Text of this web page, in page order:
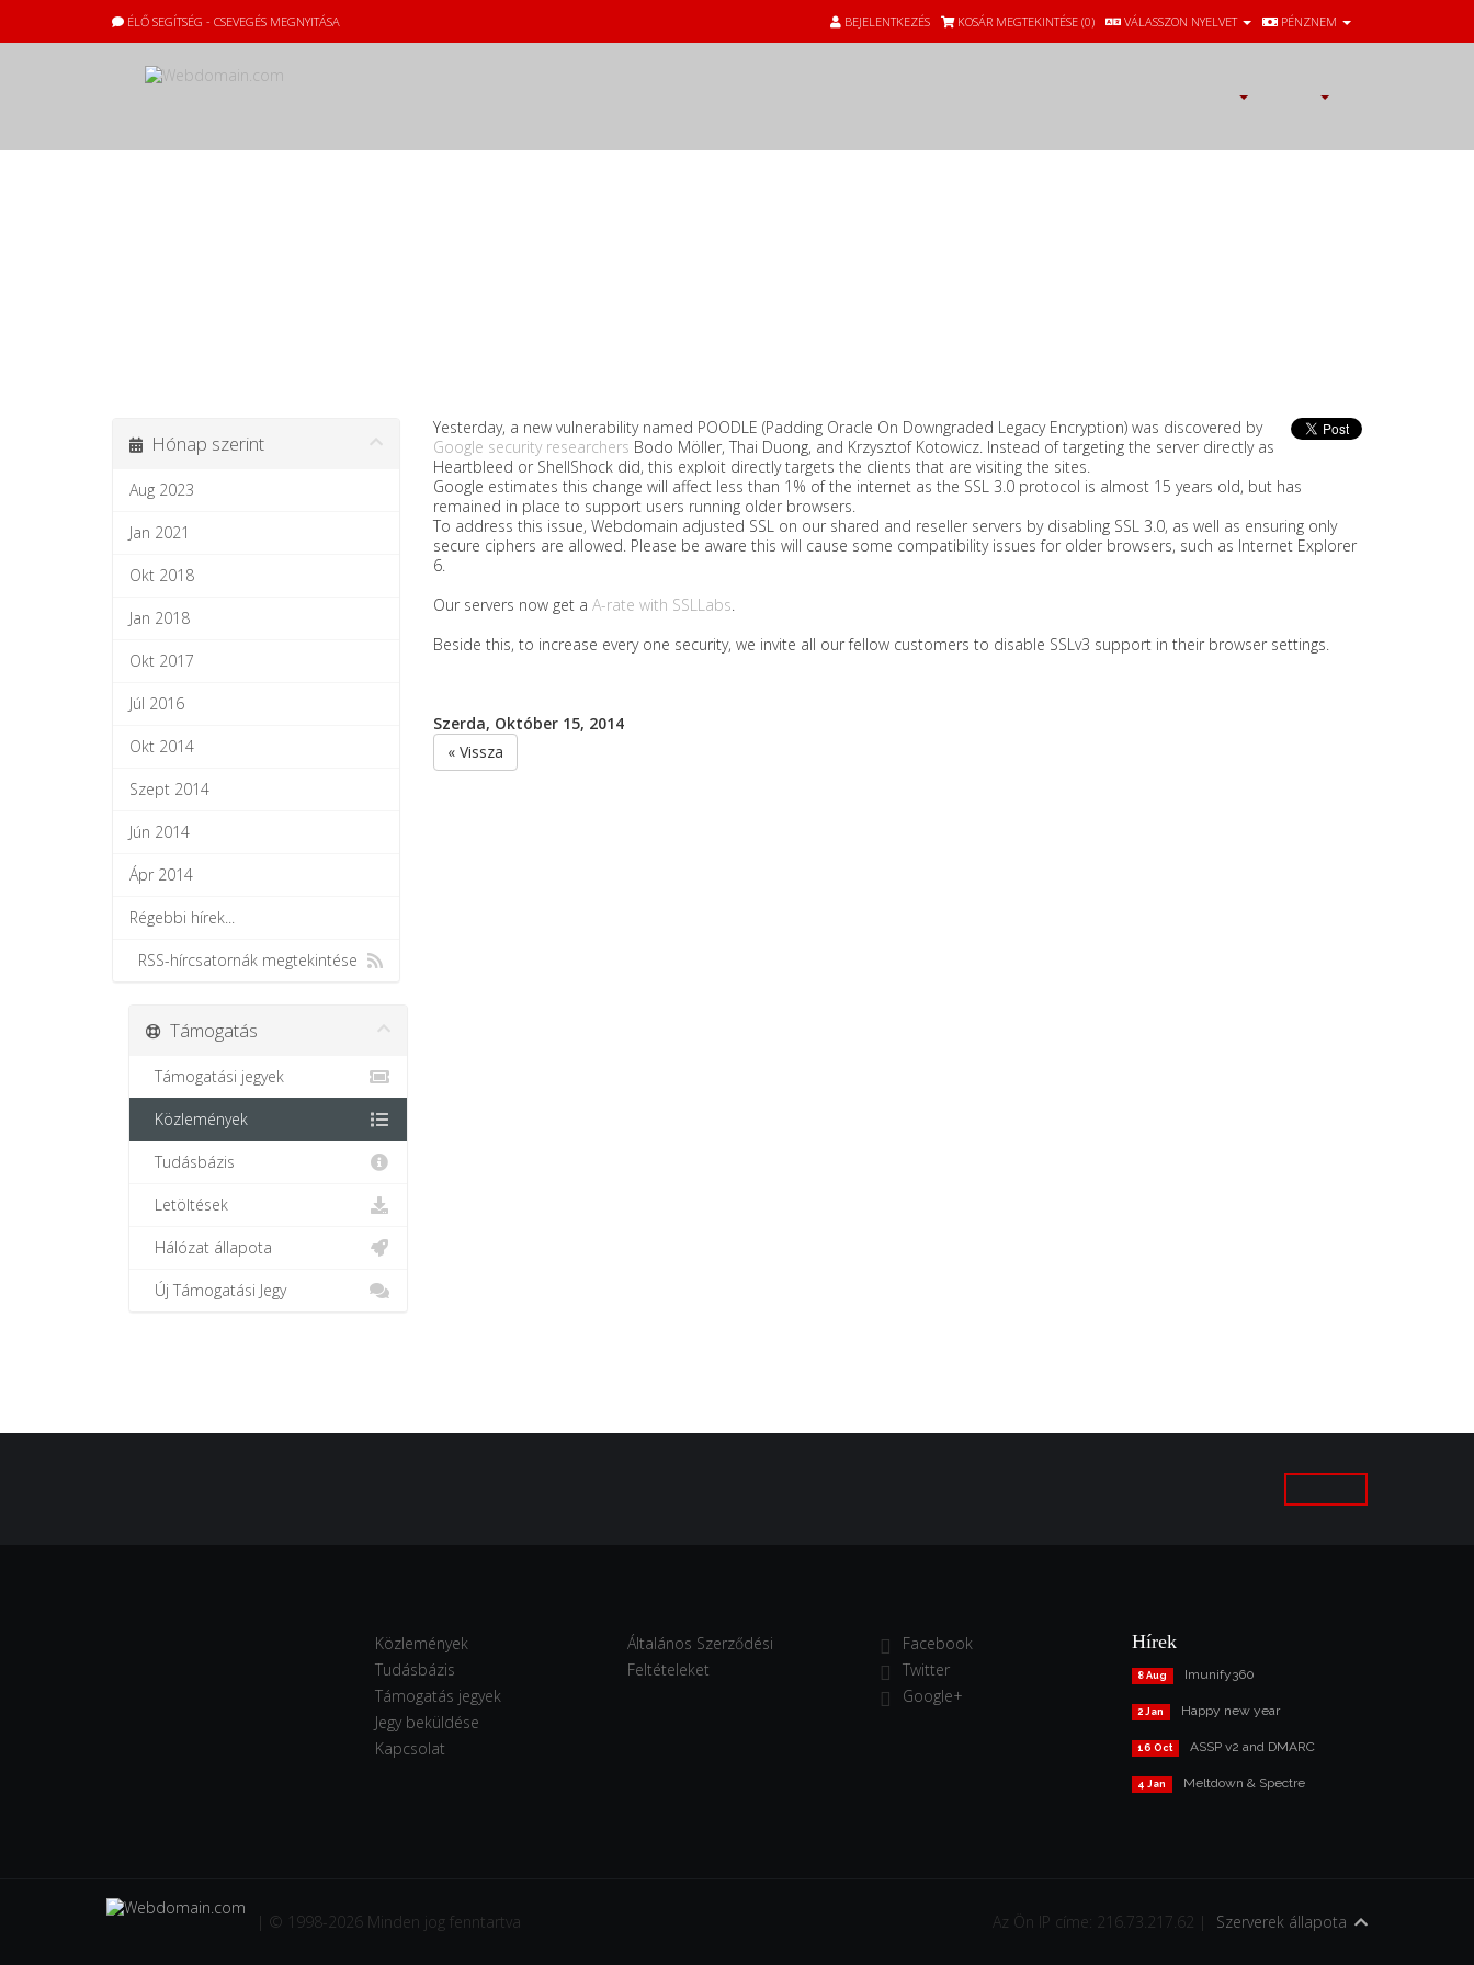
ÉLŐ SEGÍTSÉG - CSEVEGÉS MEGNYITÁSA PÉNZNEM
VÁLASSZON NYELVET
BEJELENTKEZÉS KOSÁR MEGTEKINTÉSE (0)
Hónap szerint
Aug 2023
Jan 2021
Okt 2018
Jan 2018
Okt 2017
Júl 2016
Okt 2014
Szept 2014
Jún 2014
Ápr 2014
Régebbi hírek...
RSS-hírcsatornák megtekintése
Yesterday, a new vulnerability named POODLE (Padding Oracle On Downgraded Legacy Encryption) was discovered by
Google security researchers Bodo Möller, Thai Duong, and Krzysztof Kotowicz. Instead of targeting the server directly as
Heartbleed or ShellShock did, this exploit directly targets the clients that are visiting the sites.
Google estimates this change will affect less than 1% of the internet as the SSL 3.0 protocol is almost 15 years old, but has
remained in place to support users running older browsers.
To address this issue, Webdomain adjusted SSL on our shared and reseller servers by disabling SSL 3.0, as well as ensuring only
secure ciphers are allowed. Please be aware this will cause some compatibility issues for older browsers, such as Internet Explorer
6.
Our servers now get a A-rate with SSLLabs.
Beside this, to increase every one security, we invite all our fellow customers to disable SSLv3 support in their browser settings.
Szerda, Október 15, 2014
« Vissza
Támogatás
Támogatási jegyek
Közlemények
Tudásbázis
Letöltések
Hálózat állapota
Új Támogatási Jegy
Közlemények
Tudásbázis
Támogatás jegyek
Jegy beküldése
Kapcsolat
Általános Szerződési
Feltételeket
Facebook
Twitter
Google+
Hírek
8 Aug Imunify360
2 Jan Happy new year
16 Oct ASSP v2 and DMARC
4 Jan Meltdown & Spectre
| © 1998-2026 Minden jog fenntartva Az Ön IP címe: 216.73.217.62 | Szerverek állapota